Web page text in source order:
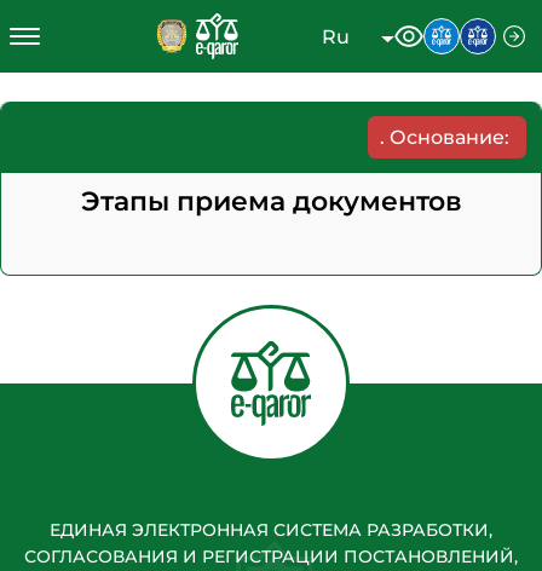
Ru
. Основание:
Этапы приема документов
ЕДИНАЯ ЭЛЕКТРОННАЯ СИСТЕМА РАЗРАБОТКИ,
СОГЛАСОВАНИЯ И РЕГИСТРАЦИИ ПОСТАНОВЛЕНИЙ,